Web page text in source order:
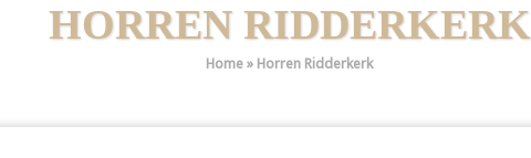
HORREN RIDDERKERK
Home» Horren Ridderkerk